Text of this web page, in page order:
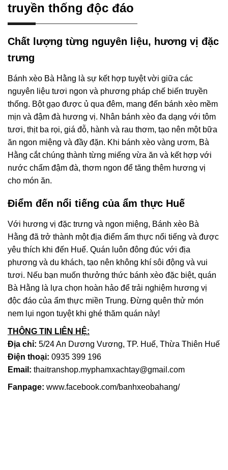
truyền thống độc đáo
Chất lượng từng nguyên liệu, hương vị đặc
trưng
Bánh xèo Bà Hằng là sự kết hợp tuyệt vời giữa các
nguyên liệu tươi ngon và phương pháp chế biến truyền
thống. Bột gạo được ủ qua đêm, mang đến bánh xèo mềm
mịn và đậm đà hương vị. Nhân bánh xèo đa dạng với tôm
tươi, thịt ba rọi, giá đỗ, hành và rau thơm, tạo nên một bữa
ăn ngon miệng và đầy đặn. Khi bánh xèo vàng ươm, Bà
Hằng cắt chúng thành từng miếng vừa ăn và kết hợp với
nước chấm đậm đà, thơm ngon để tăng thêm hương vị
cho món ăn.
Điểm đến nổi tiếng của ẩm thực Huế
Với hương vị đặc trưng và ngon miệng, Bánh xèo Bà
Hằng đã trở thành một địa điểm ẩm thực nổi tiếng và được
yêu thích khi đến Huế. Quán luôn đông đúc với địa
phương và du khách, tạo nên không khí sôi động và vui
tươi. Nếu bạn muốn thưởng thức bánh xèo đặc biệt, quán
Bà Hằng là lựa chọn hoàn hảo để trải nghiệm hương vị
độc đáo của ẩm thực miền Trung. Đừng quên thử món
nem lụi ngon tuyệt khi ghé thăm quán này!
THÔNG TIN LIÊN HỆ:
Địa chỉ: 5/24 An Dương Vương, TP. Huế, Thừa Thiên Huế
Điện thoại: 0935 399 196
Email: thaitranshop.myphamxachtay@gmail.com
Fanpage: www.facebook.com/banhxeobahang/